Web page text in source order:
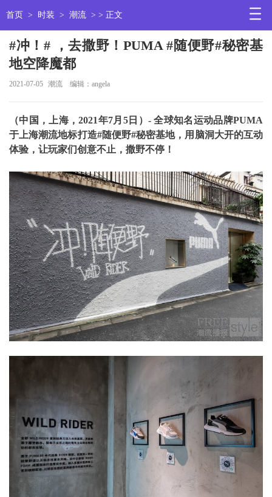
首页 > 时装 > 潮流 > > 正文
#冲！# ，去撒野！PUMA #随便野#秘密基
地空降魔都
2021-07-05 潮流 编辑：angela
（中国，上海，2021年7月 5日） -全球知名运动品牌PUMA
于上海潮流地标打造#随便野#秘密基地，用脑洞大开的互动
体验，让玩家们创意不止，撒野不停！